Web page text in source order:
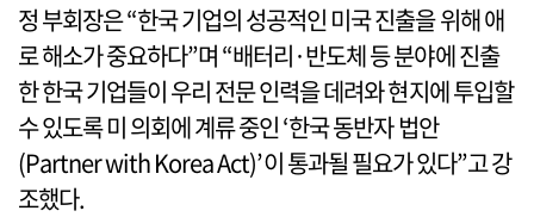
정 부회장은 “한국 기업의 성공적인 미국 진출을 위해 애
로 해소가 중요하다”며 “배터리·반도체 등 분야에 진출
한 한국 기업들이 우리 전문 인력을 데려와 현지에 투입할
수 있도록 미 의회에 계류 중인 ‘한국 동반자 법안
(Partner with Korea Act)’이 통과될 필요가 있다”고 강
조했다.